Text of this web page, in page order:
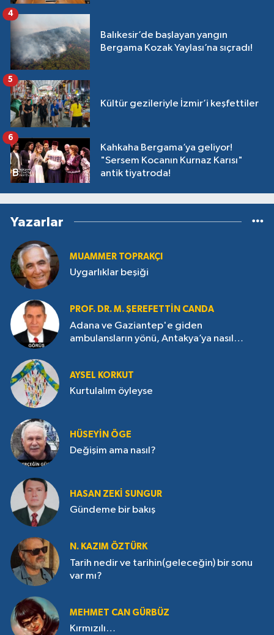
Balıkesir’de başlayan yangın
Bergama Kozak Yaylası’na sıçradı!
4
Kültür gezileriyle İzmir’i keşfettiler
5
Kahkaha Bergama’ya geliyor!
"Sersem Kocanın Kurnaz Karısı"
antik tiyatroda!
6
Yazarlar
MUAMMER TOPRAKÇI
Uygarlıklar beşiği
PROF. DR. M. ŞEREFETTIN CANDA
Adana ve Gaziantep'e giden
ambulansların yönü, Antakya’ya nasıl
AYSEL KORKUT
Kurtulalım öyleyse
HÜSEYIN ÖGE
Değişim ama nasıl?
HASAN ZEKI SUNGUR
Gündeme bir bakış
N. KAZIM ÖZTÜRK
Tarih nedir ve tarihin(geleceğin) bir sonu
var mı?
MEHMET CAN GÜRBÜZ
Kırmızılı…